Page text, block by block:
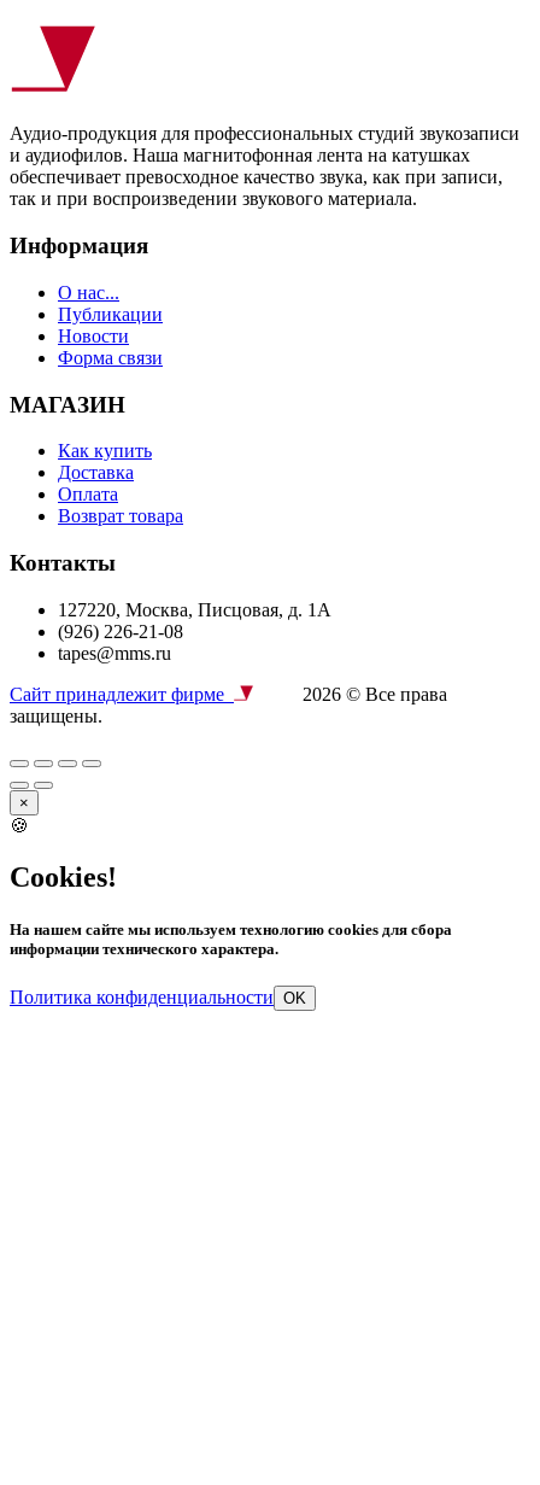
Аудио-продукция для профессиональных студий звукозаписи
и аудиофилов. Наша магнитофонная лента на катушках
обеспечивает превосходное качество звука, как при записи,
так и при воспроизведении звукового материала.
Информация
О нас...
Публикации
Новости
Форма связи
МАГАЗИН
Как купить
Доставка
Оплата
Возврат товара
Контакты
127220, Москва, Писцовая, д. 1А
(926) 226-21-08
tapes@mms.ru
Сайт принадлежит фирме
2026 © Все права
защищены.
×
🍪
Cookies!
На нашем сайте мы используем технологию cookies для сбора
информации технического характера.
Политика конфиденциальности OK